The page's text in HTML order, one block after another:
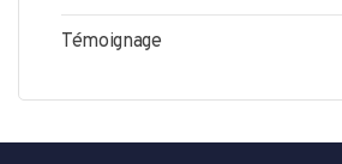
Témoignage